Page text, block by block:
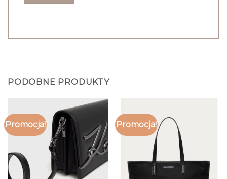
PODOBNE PRODUKTY
Promocja! Promocja!